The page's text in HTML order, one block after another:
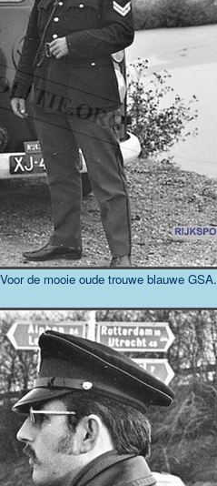
de mooie oude trouwe blauwe GSA.